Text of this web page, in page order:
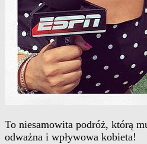
To niesamowita podróż, którą
odważna i wpływowa kobieta!